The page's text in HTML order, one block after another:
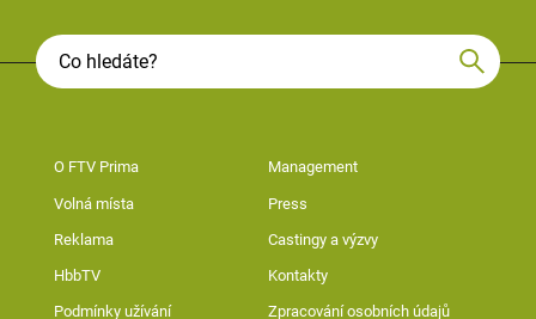
O FTV Prima Management
Volná místa Press
Reklama Castingy a výzvy
HbbTV Kontakty
Podmínky užívání Zpracování osobních údajů